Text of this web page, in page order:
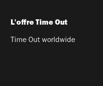
L'offre Time Out
Time Out worldwide